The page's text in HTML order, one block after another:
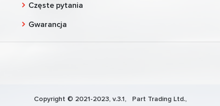
Częste pytania
Gwarancja
Copyright © 2021-2023, v.3.1, Part Trading Ltd.,